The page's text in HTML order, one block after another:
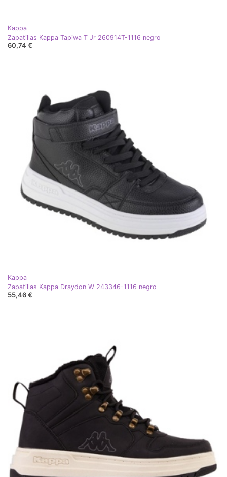
Kappa
Zapatillas Kappa Tapiwa T Jr 260914T-1116 negro
60,74 €
Kappa
Zapatillas Kappa Draydon W 243346-1116 negro
55,46 €